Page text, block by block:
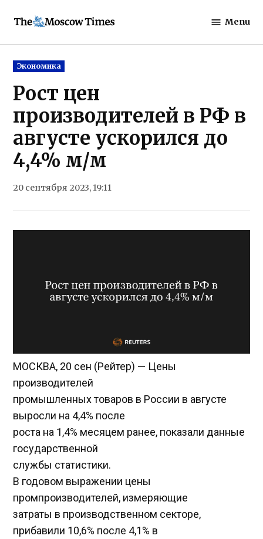
Moscow
Menu
Posted
in
Экономика
Рост цен
производителей в РФ в
августе ускорился до
4,4% м/м
20 сентября 2023, 19:11
МОСКВА, 20 сен (Рейтер) — Цены
производителей
промышленных товаров в России в августе
выросли на 4,4% после
роста на 1,4% месяцем ранее, показали данные
государственной
службы статистики.
В годовом выражении цены
промпроизводителей, измеряющие
затраты в производственном секторе,
прибавили 10,6% после 4,1% в